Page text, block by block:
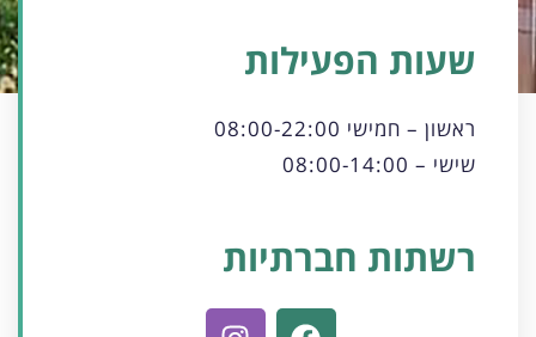
שעות הפעילות
ראשון – חמישי 08:00-22:00
שישי – 08:00-14:00
רשתות חברתיות